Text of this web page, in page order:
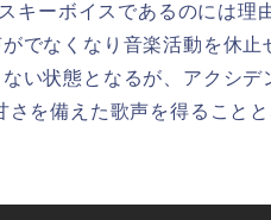
キーボイスであるのには理
でなくなり音楽活動を休止
い状態となるが、アクシデ
を備えた歌声を得ることと